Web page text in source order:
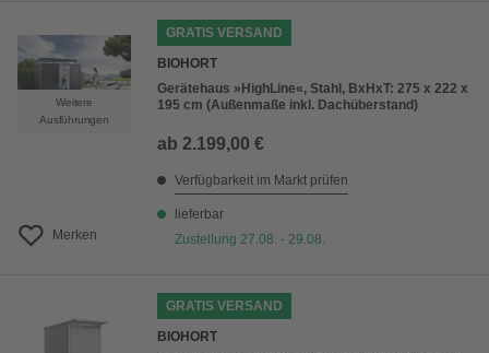
Weitere
Ausführungen
Merken
GRATIS VERSAND
BIOHORT
Gerätehaus »HighLine«, Stahl, BxHxT: 275 x 222 x
195 cm (Außenmaße inkl. Dachüberstand)
ab 2.199,00 €
Verfügbarkeit im Markt prüfen
lieferbar
Zustellung 27.08. - 29.08.
GRATIS VERSAND
BIOHORT